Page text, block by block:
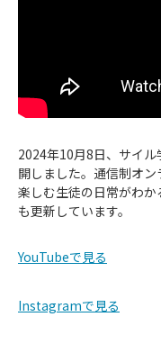
2024年10月8日、サイ
開しました。通信制オ
楽しむ生徒の日常がわ
も更新しています。
YouTubeで見る
Instagramで見る